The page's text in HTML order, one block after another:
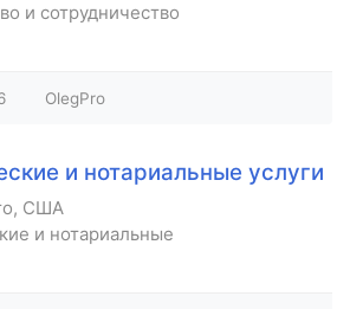
и сотрудничество
OlegPro
и нотариальные услуги
США
и нотариальные